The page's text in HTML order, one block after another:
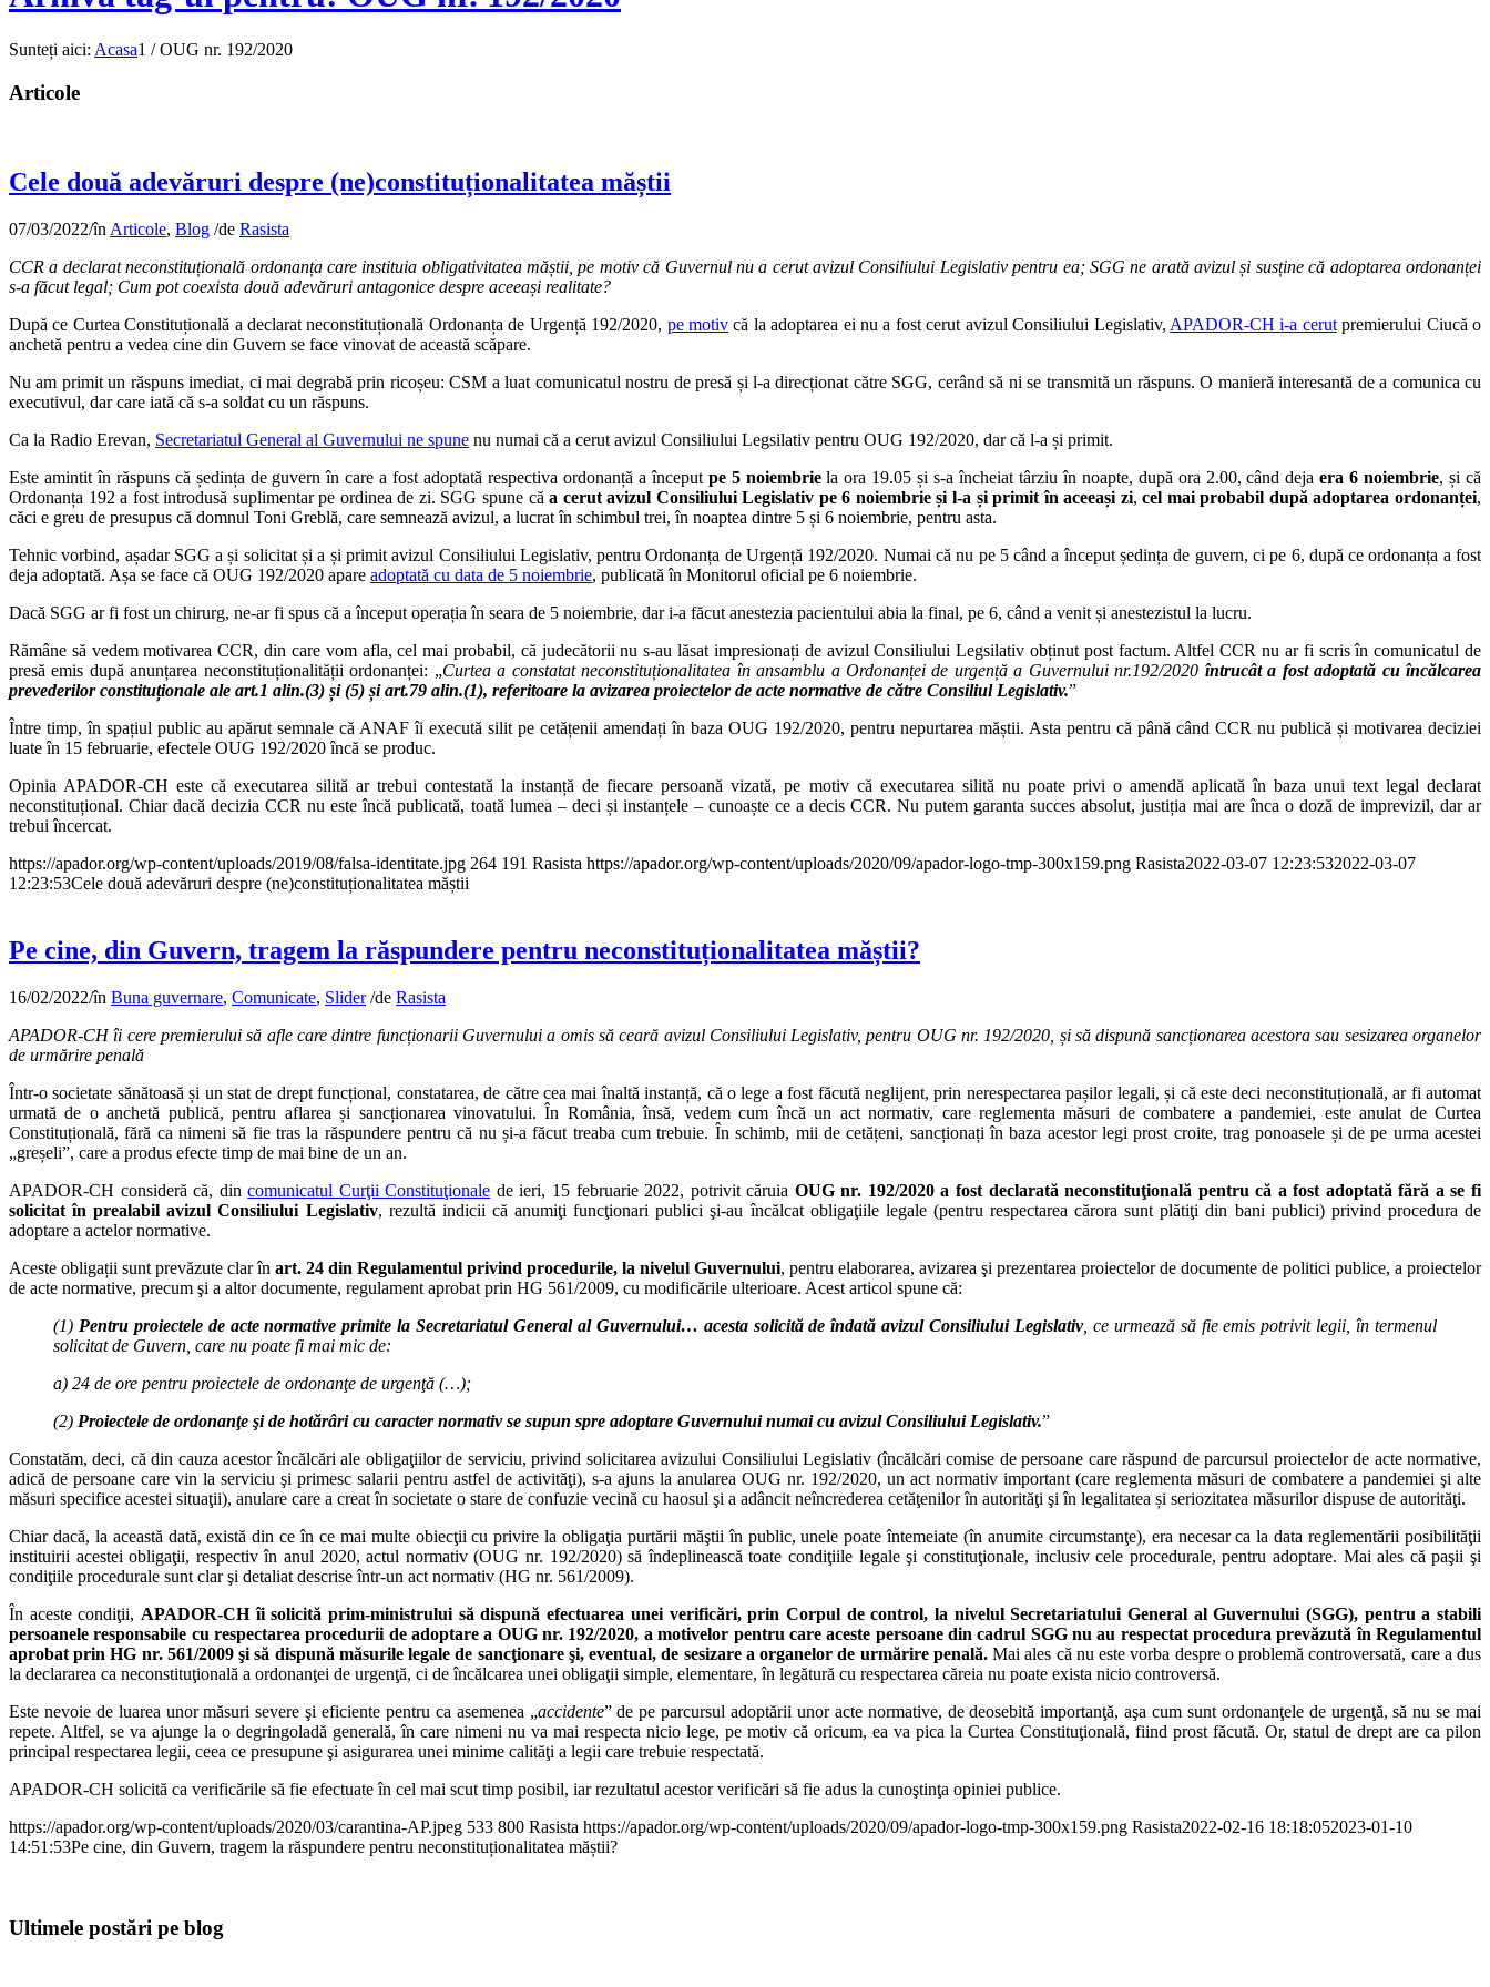
Sunteți aici: Acasa1 / OUG nr. 192/2020
Articole
Cele două adevăruri despre (ne)constituționalitatea măștii
07/03/2022/în Articole, Blog /de Rasista
CCR a declarat neconstituțională ordonanța care instituia obligativitatea măștii, pe motiv că Guvernul nu a cerut avizul Consiliului Legislativ pentru ea; SGG ne arată avizul și susține că adoptarea ordonanței
s-a făcut legal; Cum pot coexista două adevăruri antagonice despre aceeași realitate?
După ce Curtea Constituțională a declarat neconstituțională Ordonanța de Urgență 192/2020, pe motivcă la adoptarea ei nu a fost cerut avizul Consiliului Legislativ, APADOR-CH i-a cerutpremierului Ciucă o
anchetă pentru a vedea cine din Guvern se face vinovat de această scăpare.
Nu am primit un răspuns imediat, ci mai degrabă prin ricoșeu: CSM a luat comunicatul nostru de presă și l-a direcționat către SGG, cerând să ni se transmită un răspuns. O manieră interesantă de a comunica cu
executivul, dar care iată că s-a soldat cu un răspuns.
Ca la Radio Erevan, Secretariatul General al Guvernului ne spune nu numai că a cerut avizul Consiliului Legsilativ pentru OUG 192/2020, dar că l-a și primit.
Este amintit în răspuns că ședința de guvern în care a fost adoptată respectiva ordonanță a început pe 5 noiembriela ora 19.05 și s-a încheiat târziu în noapte, după ora 2.00, când dejaera 6 noiembrie, și că
Ordonanța 192 a fost introdusă suplimentar pe ordinea de zi. SGG spune căa cerut avizul Consiliului Legislativ pe 6 noiembrie și l-a și primit în aceeași zi,cel mai probabil după adoptarea ordonanței,
căci e greu de presupus că domnul Toni Greblă, care semnează avizul, a lucrat în schimbul trei, în noaptea dintre 5 și 6 noiembrie, pentru asta.
Tehnic vorbind, așadar SGG a și solicitat și a și primit avizul Consiliului Legislativ, pentru Ordonanța de Urgență 192/2020. Numai că nu pe 5 când a început ședința de guvern, ci pe 6, după ce ordonanța a fost
deja adoptată. Așa se face că OUG 192/2020 apare adoptată cu data de 5 noiembrie, publicată în Monitorul oficial pe 6 noiembrie.
Dacă SGG ar fi fost un chirurg, ne-ar fi spus că a început operația în seara de 5 noiembrie, dar i-a făcut anestezia pacientului abia la final, pe 6, când a venit și anestezistul la lucru.
Rămâne să vedem motivarea CCR, din care vom afla, cel mai probabil, că judecătorii nu s-au lăsat impresionați de avizul Consiliului Legsilativ obținut post factum. Altfel CCR nu ar fi scris în comunicatul de
presă emis după anunțarea neconstituționalității ordonanței: „Curtea a constatat neconstituționalitatea în ansamblu a Ordonanței de urgență a Guvernului nr.192/2020 întrucât a fost adoptată cu încălcarea
prevederilor constituționale ale art.1 alin.(3) și (5) și art.79 alin.(1), referitoare la avizarea proiectelor de acte normative de către Consiliul Legislativ.”
Între timp, în spațiul public au apărut semnale că ANAF îi execută silit pe cetățenii amendați în baza OUG 192/2020, pentru nepurtarea măștii. Asta pentru că până când CCR nu publică și motivarea deciziei
luate în 15 februarie, efectele OUG 192/2020 încă se produc.
Opinia APADOR-CH este că executarea silită ar trebui contestată la instanță de fiecare persoană vizată, pe motiv că executarea silită nu poate privi o amendă aplicată în baza unui text legal declarat
neconstituțional. Chiar dacă decizia CCR nu este încă publicată, toată lumea – deci și instanțele – cunoaște ce a decis CCR. Nu putem garanta succes absolut, justiția mai are înca o doză de imprevizil, dar ar
trebui încercat.
https://apador.org/wp-content/uploads/2019/08/falsa-identitate.jpg 264 191 Rasista https://apador.org/wp-content/uploads/2020/09/apador-logo-tmp-300x159.png Rasista2022-03-07 12:23:532022-03-07
12:23:53Cele două adevăruri despre (ne)constituționalitatea măștii
Pe cine, din Guvern, tragem la răspundere pentru neconstituționalitatea măștii?
16/02/2022/în Buna guvernare, Comunicate, Slider /de Rasista
APADOR-CH îi cere premierului să afle care dintre funcționarii Guvernului a omis să ceară avizul Consiliului Legislativ, pentru OUG nr. 192/2020 , și să dispună sancționarea acestora sau sesizarea organelor
de urmărire penală
Într-o societate sănătoasă și un stat de drept funcțional, constatarea, de către cea mai înaltă instanță, că o lege a fost făcută neglijent, prin nerespectarea pașilor legali, și că este deci neconstituțională, ar fi automat
urmată de o anchetă publică, pentru aflarea și sancționarea vinovatului. În România, însă, vedem cum încă un act normativ, care reglementa măsuri de combatere a pandemiei, este anulat de Curtea
Constituțională, fără ca nimeni să fie tras la răspundere pentru că nu și-a făcut treaba cum trebuie. În schimb, mii de cetățeni, sancționați în baza acestor legi prost croite, trag ponoasele și de pe urma acestei
„greșeli”, care a produs efecte timp de mai bine de un an.
APADOR-CH consideră că, dincomunicatul Curţii Constituţionale de ieri, 15 februarie 2022, potrivit căruia OUG nr. 192/2020 a fost declarată neconstituţională pentru că a fost adoptată fără a se fi
solicitat în prealabil avizul Consiliului Legislativ, rezultă indicii că anumiţi funcţionari publici şi-au încălcat obligaţiile legale (pentru respectarea cărora sunt plătiţi din bani publici) privind procedura de
adoptare a actelor normative.
Aceste obligații sunt prevăzute clar în art. 24 din Regulamentul privind procedurile, la nivelul Guvernului, pentru elaborarea, avizarea şi prezentarea proiectelor de documente de politici publice, a proiectelor
de acte normative, precum şi a altor documente, regulament aprobat prin HG 561/2009, cu modificările ulterioare. Acest articol spune că:
(1) Pentru proiectele de acte normative primite la Secretariatul General al Guvernului… acesta solicită de îndată avizul Consiliului Legislativ, ce urmează să fie emis potrivit legii, în termenul
solicitat de Guvern, care nu poate fi mai mic de:
a) 24 de ore pentru proiectele de ordonanţe de urgenţă (…);
(2) Proiectele de ordonanţe şi de hotărâri cu caracter normativ se supun spre adoptare Guvernului numai cu avizul Consiliului Legislativ.”
Constatăm, deci, că din cauza acestor încălcări ale obligaţiilor de serviciu, privind solicitarea avizului Consiliului Legislativ (încălcări comise de persoane care răspund de parcursul proiectelor de acte normative,
adică de persoane care vin la serviciu şi primesc salarii pentru astfel de activităţi), s-a ajuns la anularea OUG nr. 192/2020, un act normativ important (care reglementa măsuri de combatere a pandemiei şi alte
măsuri specifice acestei situaţii), anulare care a creat în societate o stare de confuzie vecină cu haosul şi a adâncit neîncrederea cetăţenilor în autorităţi şi în legalitatea și seriozitatea măsurilor dispuse de autorităţi.
Chiar dacă, la această dată, există din ce în ce mai multe obiecţii cu privire la obligaţia purtării măştii în public, unele poate întemeiate (în anumite circumstanţe), era necesar ca la data reglementării posibilităţii
instituirii acestei obligaţii, respectiv în anul 2020, actul normativ (OUG nr. 192/2020) să îndeplinească toate condiţiile legale şi constituţionale, inclusiv cele procedurale, pentru adoptare. Mai ales că paşii şi
condiţiile procedurale sunt clar şi detaliat descrise într-un act normativ (HG nr. 561/2009).
În aceste condiţii, APADOR-CHîisolicită prim-ministrului să dispună efectuarea unei verificări, prin Corpul de control, la nivelul Secretariatului General al Guvernului (SGG), pentru a stabili
persoanele responsabile cu respectarea procedurii de adoptare a OUG nr. 192/2020, a motivelor pentru care aceste persoane din cadrul SGG nu au respectat procedura prevăzută în Regulamentul
aprobat prin HG nr. 561/2009 şi să dispună măsurile legale de sancţionare şi, eventual, de sesizare a organelor de urmărire penală.Mai ales că nu este vorba despre o problemă controversată, care a dus
la declararea ca neconstituţională a ordonanţei de urgenţă, ci de încălcarea unei obligaţii simple, elementare, în legătură cu respectarea căreia nu poate exista nicio controversă.
Este nevoie de luarea unor măsuri severe şi eficiente pentru ca asemenea „accidente” de pe parcursul adoptării unor acte normative, de deosebită importanţă, aşa cum sunt ordonanţele de urgenţă, să nu se mai
repete. Altfel, se va ajunge la o degringoladă generală, în care nimeni nu va mai respecta nicio lege, pe motiv că oricum, ea va pica la Curtea Constituţională, fiind prost făcută. Or, statul de drept are ca pilon
principal respectarea legii, ceea ce presupune şi asigurarea unei minime calităţi a legii care trebuie respectată.
APADOR-CH solicită ca verificările să fie efectuate în cel mai scut timp posibil, iar rezultatul acestor verificări să fie adus la cunoştinţa opiniei publice.
https://apador.org/wp-content/uploads/2020/03/carantina-AP.jpeg 533 800 Rasista https://apador.org/wp-content/uploads/2020/09/apador-logo-tmp-300x159.png Rasista2022-02-16 18:18:052023-01-10
14:51:53Pe cine, din Guvern, tragem la răspundere pentru neconstituționalitatea măștii?
Ultimele postări pe blog